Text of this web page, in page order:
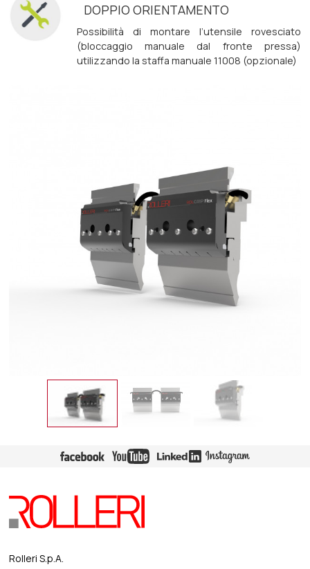
DOPPIO ORIENTAMENTO
Possibilità di montare l’utensile rovesciato
(bloccaggio manuale dal fronte pressa)
utilizzando la staffa manuale 11008 (opzionale)
Rolleri S.p.A.